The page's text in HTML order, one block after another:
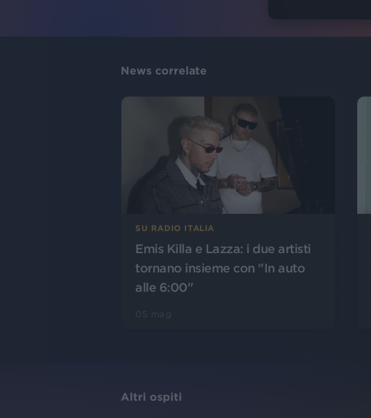
News correlate
SU RADIO ITALIA
Emis Killa e Lazza: i due artisti
tornano insieme con "In auto
alle 6:00"
Altri ospiti